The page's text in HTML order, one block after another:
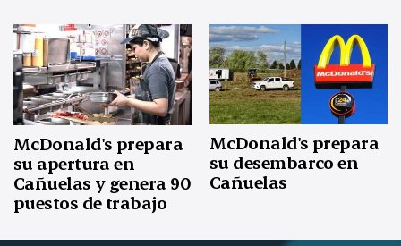
McDonald's prepara
su apertura en
Cañuelas y genera 90
puestos de trabajo
McDonald's prepara
su desembarco en
Cañuelas